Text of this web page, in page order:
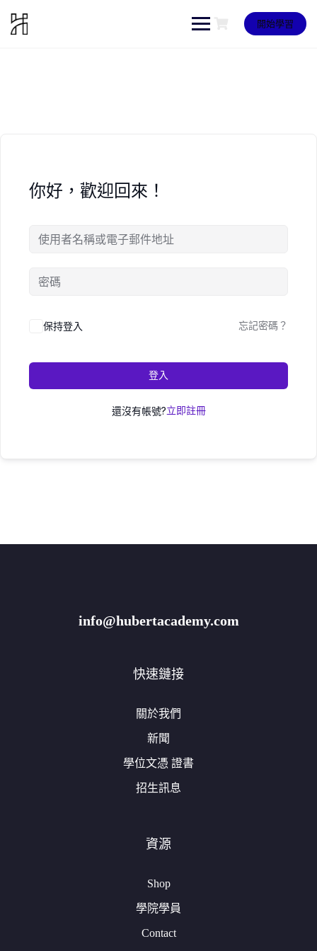
content
開始學習
你好，歡迎回來！
保持登入 忘記密碼？
登入
還沒有帳號?立即註冊
info@hubertacademy.com
快速鏈接
關於我們
新聞
學位文憑 證書
招生訊息
資源
Shop
學院學員
Contact